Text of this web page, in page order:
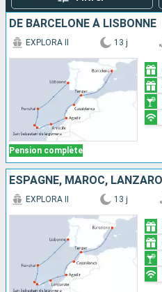
DE BARCELONE À LISBONNE
Pension complète
EXPLORA II 13 j
EXPLORA II 13 j